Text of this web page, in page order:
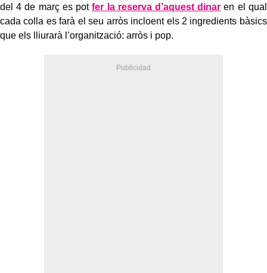
del 4 de març es potfer la reserva d’aquest dinar en el qual
cada colla es farà el seu arròs incloent els 2 ingredients bàsics
que els lliurarà l’organització: arròs i pop.